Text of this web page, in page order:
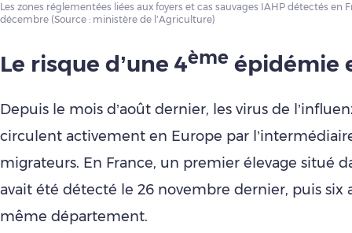
Les zones réglementées liées aux foyers et cas sauvages IAHP détectés en
décembre (Source : ministère de l’Agriculture)
Le risque d’une 4ème épidémie
Depuis le mois d’août dernier, les virus de
circulent activement en Europe par
migrateurs. En France, un premier élevage situé
avait été détecté le 26 novembre dernier, puis six
même département.